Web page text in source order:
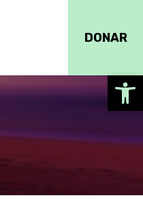
DONAR